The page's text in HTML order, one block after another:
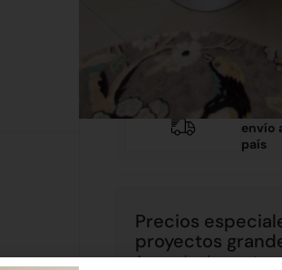
envío
país
Precios
proyectos
Aprovecha descuentos